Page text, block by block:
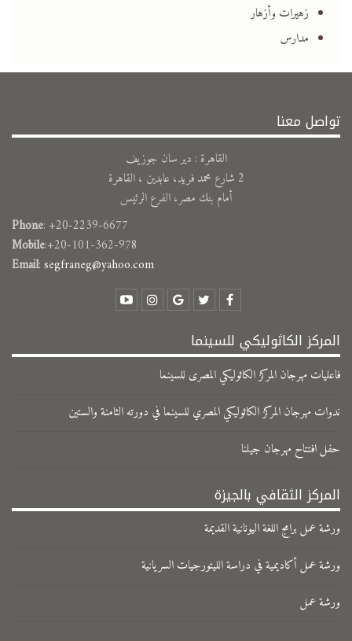
زهيرات وأزهار
مدارس
تواصل معنا
القاهرة : دير سان جوزيف
2 شارع محمد فريد، عابدين ، القاهرة
أمام بنك مصر، الفرع الرئيس
Phone: +20-2239-6677
Mobile:+20-101-362-978
Email:segfraneg@yahoo.com
المركز الكاثوليكي للسينما
فاعليات مهرجان المركز الكاثوليكي المصرى للسينما
ندوات مهرجان المركز الكاثوليكي المصري للسينما في دورته الثامنة والستين
حفل افتتاح مهرجان جيلنا
المركز الثقافي بالجيزة
ورشة عمل برامج اللغة اليونانية القديمة
ورشة عمل أكاديمية في دراسة الليتورجيات السريانية
ورشة عمل